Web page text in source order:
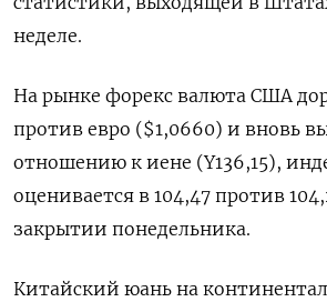
неделе.
На рынке форекс валюта США
против евро ($1,0660) и вновь
отношению к иене (Y136,15),
оценивается в 104,47 против
закрытии понедельника.
Китайский юань на